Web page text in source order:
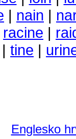
| nain |
racine |
| tine |
Englesko